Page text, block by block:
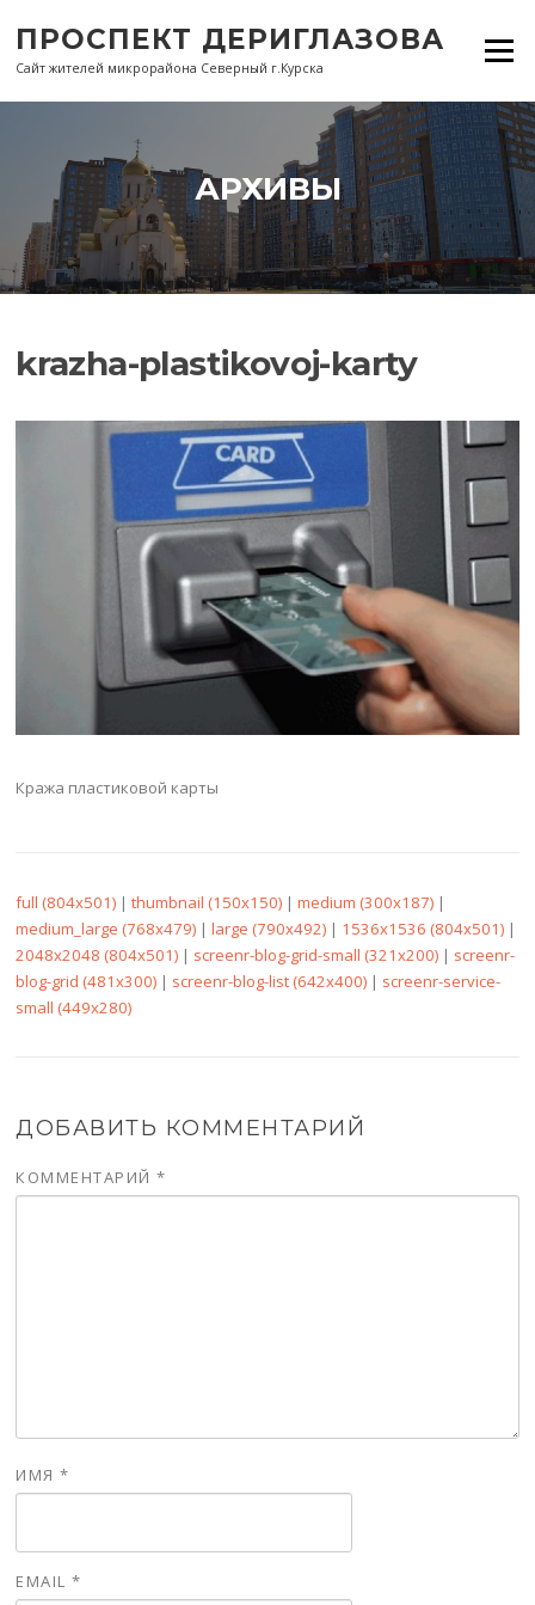
содержанию
ПРОСПЕКТ ДЕРИГЛАЗОВА
Сайт жителей микрорайона Северный г.Курска
Меню
АРХИВЫ
krazha-plastikovoj-karty
Кража пластиковой карты
full (804x501) |thumbnail (150x150) |medium (300x187) |
medium_large (768x479) |large (790x492) | 1536x1536 (804x501) |
2048x2048 (804x501) | screenr-blog-grid-small (321x200) | screenr-
blog-grid (481x300) | screenr-blog-list (642x400) | screenr-service-
small (449x280)
ДОБАВИТЬ КОММЕНТАРИЙ
КОММЕНТАРИЙ*
ИМЯ*
EMAIL*